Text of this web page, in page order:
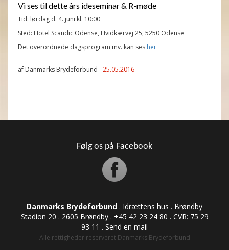
Vi ses til dette års ideseminar & R-møde
Tid: lørdag d. 4. juni kl. 10:00
Sted: Hotel Scandic Odense, Hvidkærvej 25, 5250 Odense
Det overordnede dagsprogram mv. kan ses her
af Danmarks Brydeforbund -25.05.2016
Følg os på Facebook
Danmarks Brydeforbund . Idrættens hus . Brøndby
Stadion 20 . 2605 Brøndby . +45 42 23 24 80 . CVR: ​​​​​​75 29
93 11 . Send en mail
Alle rettigheder reserveret Danmarks Brydeforbund